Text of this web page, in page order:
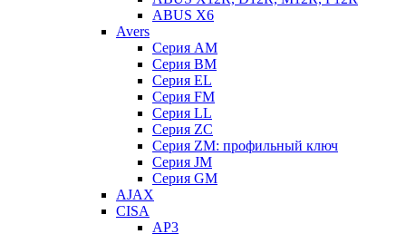
ABUS X6
Avers
Серия AM
Серия BM
Серия EL
Серия FM
Серия LL
Серия ZC
Серия ZM: профильный ключ
Серия JM
Серия GM
AJAX
CISA
AP3